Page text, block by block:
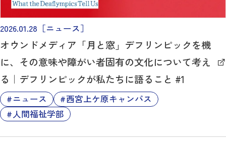
2026.01.28 ［ニュース］
オウンドメディア「月と窓」デフリンピックを機
に、その意味や障がい者固有の文化について考え
る｜デフリンピックが私たちに語ること #1
ニュース
西宮上ケ原キャンパス
人間福祉学部